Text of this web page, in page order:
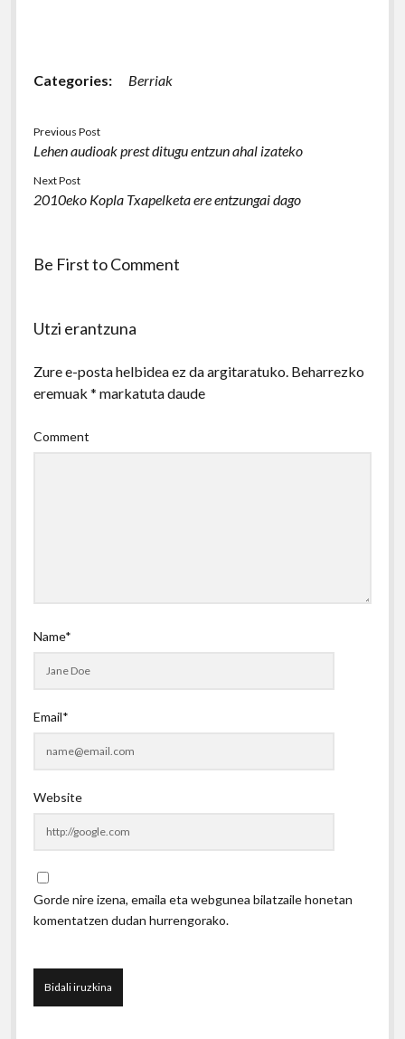
Categories: Berriak
Previous Post
Lehen audioak prest ditugu entzun ahal izateko
Next Post
2010eko Kopla Txapelketa ere entzungai dago
Be First to Comment
Utzi erantzuna
Zure e-posta helbidea ez da argitaratuko. Beharrezko
eremuak * markatuta daude
Comment
Name*
Email*
Website
Gorde nire izena, emaila eta webgunea bilatzaile honetan
komentatzen dudan hurrengorako.